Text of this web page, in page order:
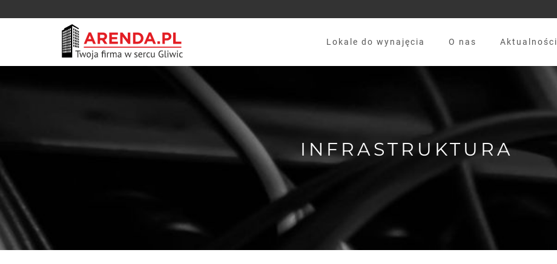
Lokale do wynajęcia O nas Aktualności
INFRASTRUKTURA